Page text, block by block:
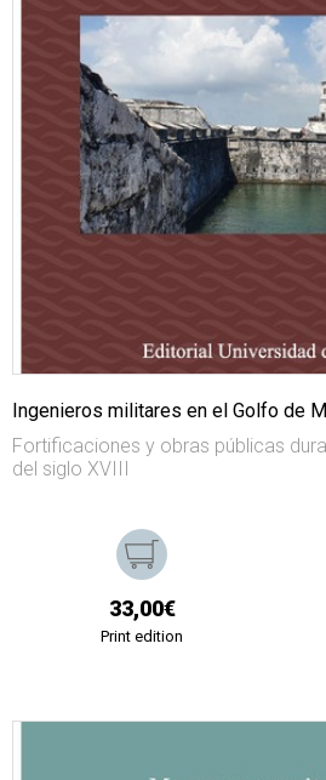
Ingenieros militares en el Golfo de
Fortificaciones y obras públicas
del siglo XVIII
33,00€
Print edition